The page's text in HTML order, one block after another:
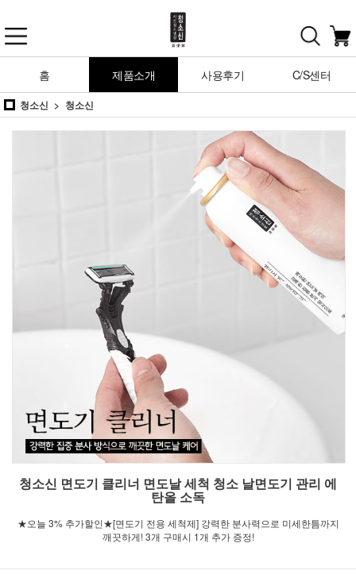
홈 제품소개 사용후기 C/S센터
청소신 청소신
청소신 면도기 클리너 면도날 세척 청소 날면도기 관리 에
탄올 소독
★오늘 3% 추가할인★[면도기 전용 세척제] 강력한 분사력으로 미세한틈까지
깨끗하게! 3개 구매시 1개 추가 증정!